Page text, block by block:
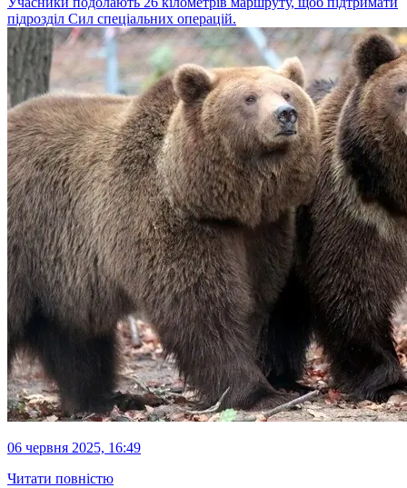
підрозділ Сил спеціальних операцій.
06 червня 2025, 16:49
Читати повністю